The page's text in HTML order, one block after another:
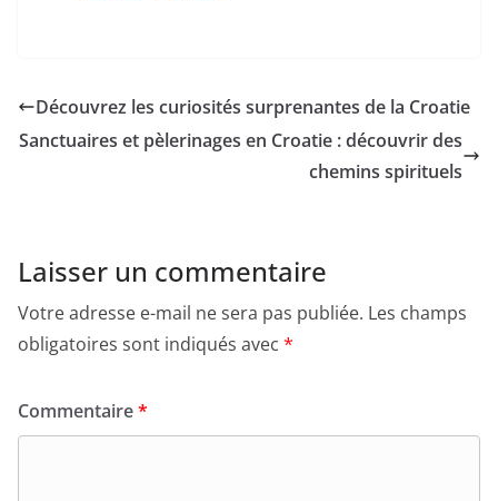
Découvrez les curiosités surprenantes de la Croatie
Sanctuaires et pèlerinages en Croatie : découvrir des
chemins spirituels
Laisser un commentaire
Votre adresse e-mail ne sera pas publiée. Les champs
obligatoires sont indiqués avec *
Commentaire*